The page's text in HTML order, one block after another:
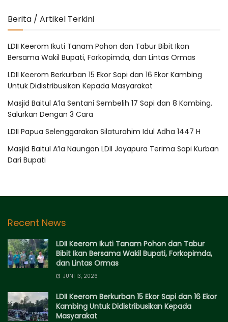
Berita / Artikel Terkini
LDII Keerom Ikuti Tanam Pohon dan Tabur Bibit Ikan
Bersama Wakil Bupati, Forkopimda, dan Lintas Ormas
LDII Keerom Berkurban 15 Ekor Sapi dan 16 Ekor Kambing
Untuk Didistribusikan Kepada Masyarakat
Masjid Baitul A’la Sentani Sembelih 17 Sapi dan 8 Kambing,
Salurkan Dengan 3 Cara
LDII Papua Selenggarakan Silaturahim Idul Adha 1447 H
Masjid Baitul A’la Naungan LDII Jayapura Terima Sapi Kurban
Dari Bupati
Recent News
LDII Keerom Ikuti Tanam Pohon dan Tabur
Bibit Ikan Bersama Wakil Bupati, Forkopimda,
dan Lintas Ormas
JUNI 13, 2026
LDII Keerom Berkurban 15 Ekor Sapi dan 16 Ekor
Kambing Untuk Didistribusikan Kepada
Masyarakat